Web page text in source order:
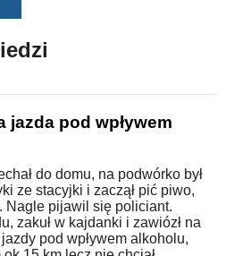
jazda pod wpływem
do domu, na podwórko był
ze stacyjki i zaczął pić piwo,
Nagle pijawil się policiant.
zakuł w kajdanki i zawiózł na
pod wpływem alkoholu,